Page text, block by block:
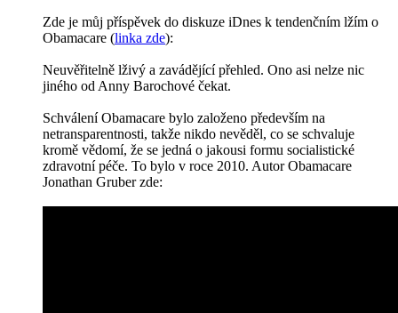
Zde je můj příspěvek do diskuze iDnes k tendenčním lžím o
Obamacare (linka zde):
Neuvěřitelně lživý a zavádějící přehled. Ono asi nelze nic
jiného od Anny Barochové čekat.
Schválení Obamacare bylo založeno především na
netransparentnosti, takže nikdo nevěděl, co se schvaluje
kromě vědomí, že se jedná o jakousi formu socialistické
zdravotní péče. To bylo v roce 2010. Autor Obamacare
Jonathan Gruber zde: